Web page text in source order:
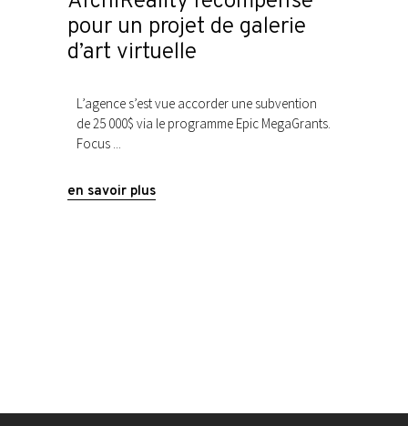
pour un projet de galerie
d’art virtuelle
L’agence s’est vue accorder une subvention
de 25 000$ via le programme Epic MegaGrants.
Focus
en savoir plus